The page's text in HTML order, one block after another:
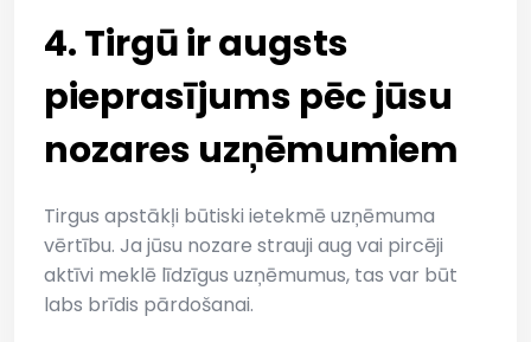
4. Tirgū ir augsts
pieprasījums pēc jūsu
nozares uzņēmumiem
Tirgus apstākļi būtiski ietekmē uzņēmuma
vērtību. Ja jūsu nozare strauji aug vai pircēji
aktīvi meklē līdzīgus uzņēmumus, tas var būt
labs brīdis pārdošanai.